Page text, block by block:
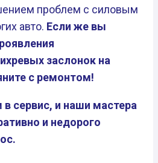
проблем с силовым
авто. Если же вы
заслонок на
с ремонтом!
сервис, и наши мастера
и недорого